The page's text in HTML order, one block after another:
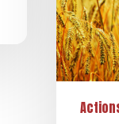
tous
dans
la
rue